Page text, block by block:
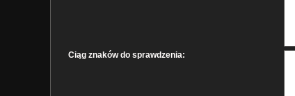
Ciąg znaków do sprawdzenia: